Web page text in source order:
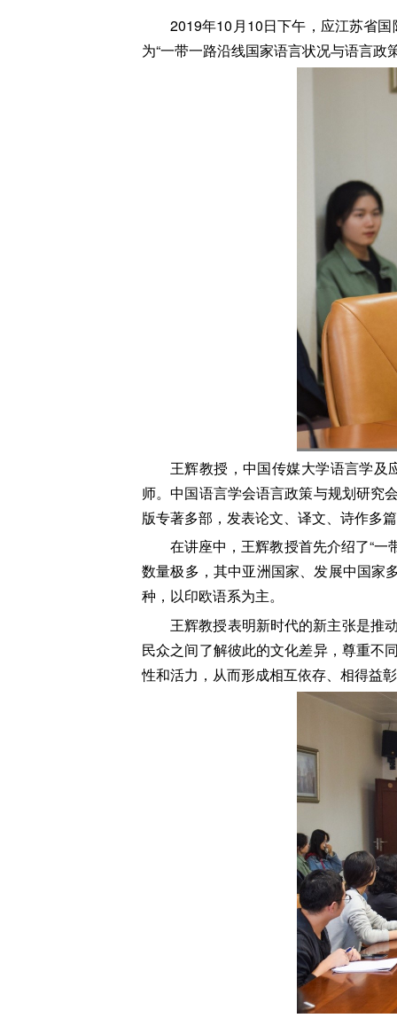
2019年10月10日下午，应江苏省
为“一带一路沿线国家语言状况与语言
王辉教授，中国传媒大学语言学
师。中国语言学会语言政策与规划研究
版专著多部，发表论文、译文、诗作多
在讲座中，王辉教授首先介绍了“一
数量极多，其中亚洲国家、发展中国家
种，以印欧语系为主。
王辉教授表明新时代的新主张是推
民众之间了解彼此的文化差异，尊重不
性和活力，从而形成相互依存、相得益